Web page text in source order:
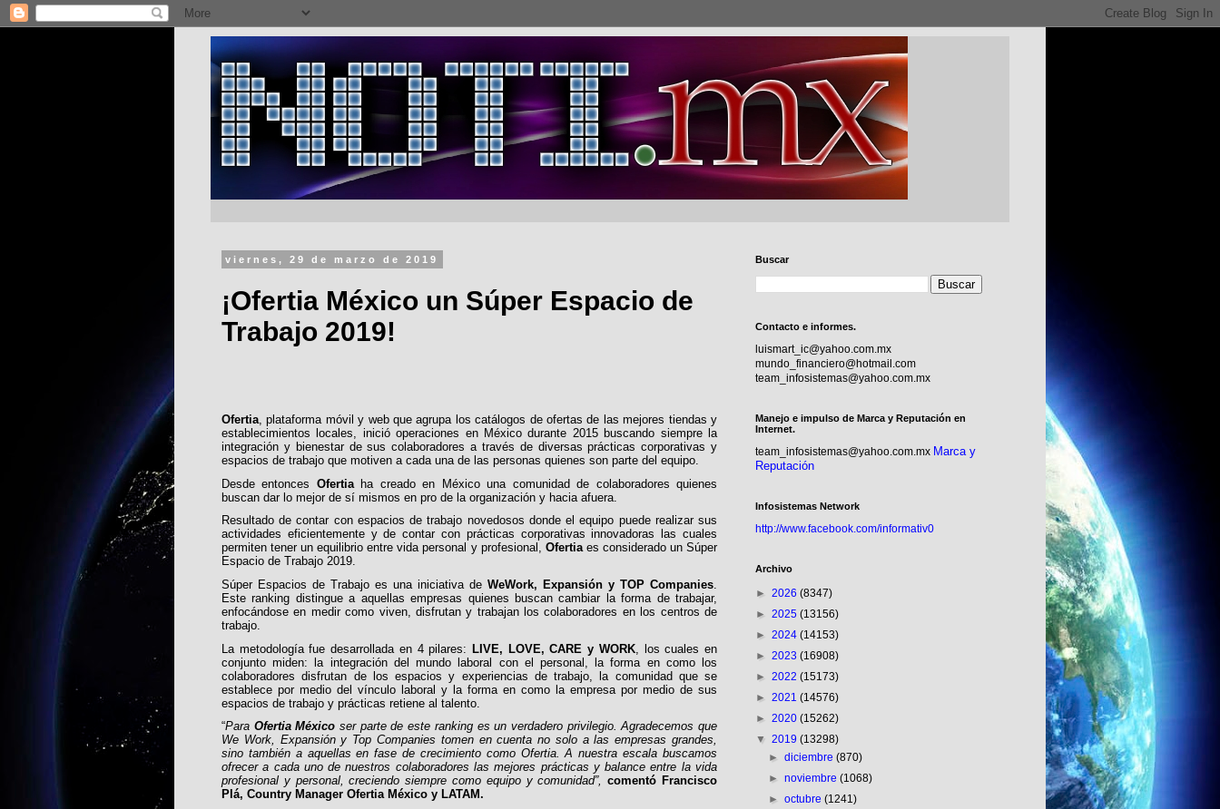
viernes, 29 de marzo de 2019
¡Ofertia México un Súper Espacio de
Trabajo 2019!
Ofertia, plataforma móvil y web que agrupa los catálogos de ofertas de las mejores tiendas y
establecimientos locales, inició operaciones en México durante 2015 buscando siempre la
integración y bienestar de sus colaboradores a través de diversas prácticas corporativas y
espacios de trabajo que motiven a cada una de las personas quienes son parte del equipo.
Desde entonces Ofertiaha creado en México una comunidad de colaboradores quienes
buscan dar lo mejor de sí mismos en pro de la organización y hacia afuera.
Resultado de contar con espacios de trabajo novedosos donde el equipo puede realizar sus
actividades eficientemente y de contar con prácticas corporativas innovadoras las cuales
permiten tener un equilibrio entre vida personal y profesional, Ofertia es considerado un Súper
Espacio de Trabajo 2019.
Súper Espacios de Trabajo es una iniciativa de WeWork, Expansión y TOP Companies.
Este ranking distingue a aquellas empresas quienes buscan cambiar la forma de trabajar,
enfocándose en medir como viven, disfrutan y trabajan los colaboradores en los centros de
trabajo.
La metodología fue desarrollada en 4 pilares: LIVE, LOVE, CARE y WORK, los cuales en
conjunto miden: la integración del mundo laboral con el personal, la forma en como los
colaboradores disfrutan de los espacios y experiencias de trabajo, la comunidad que se
establece por medio del vínculo laboral y la forma en como la empresa por medio de sus
espacios de trabajo y prácticas retiene al talento.
“Para Ofertia México ser parte de este ranking es un verdadero privilegio. Agradecemos que
We Work, Expansión y Top Companies tomen en cuenta no solo a las empresas grandes,
sino también a aquellas en fase de crecimiento como Ofertia. A nuestra escala buscamos
ofrecer a cada uno de nuestros colaboradores las mejores prácticas y balance entre la vida
profesional y personal, creciendo siempre como equipo y comunidad”, comentó Francisco
Plá, Country Manager Ofertia México y LATAM.
Buscar
Contacto e informes.
luismart_ic@yahoo.com.mx
mundo_financiero@hotmail.com
team_infosistemas@yahoo.com.mx
Manejo e impulso de Marca y Reputación en
Internet.
team_infosistemas@yahoo.com.mx Marca y
Reputación
Infosistemas Network
http://www.facebook.com/informativ0
Archivo
► 2026 (8347)
► 2025 (13156)
► 2024 (14153)
► 2023 (16908)
► 2022 (15173)
► 2021 (14576)
► 2020 (15262)
▼ 2019 (13298)
►diciembre(870)
►noviembre(1068)
►octubre(1241)